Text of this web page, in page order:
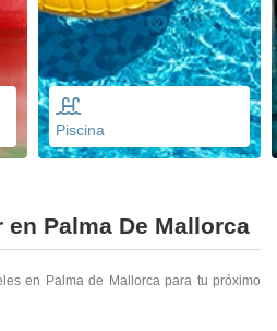
Piscina
Palma De Mallorca
en Palma de Mallorca para tu próximo